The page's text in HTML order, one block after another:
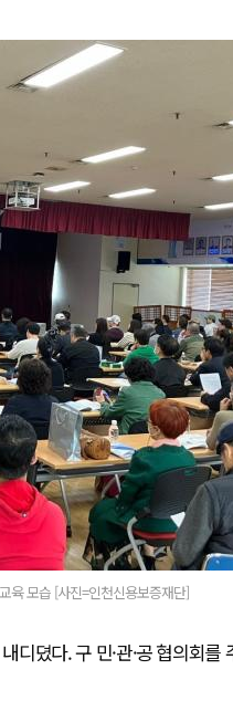
육 모습 [사진=인천신용보증재단]
디뎠다. 구 민·관·공 협의회